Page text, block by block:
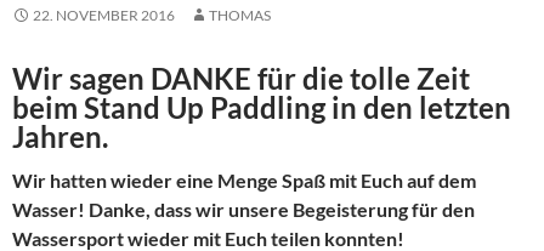
22. NOVEMBER 2016 THOMAS
Wir sagen DANKE für die tolle Zeit
beim Stand Up Paddling in den letzten
Jahren.
Wir hatten wieder eine Menge Spaß mit Euch auf dem
Wasser! Danke, dass wir unsere Begeisterung für den
Wassersport wieder mit Euch teilen konnten!